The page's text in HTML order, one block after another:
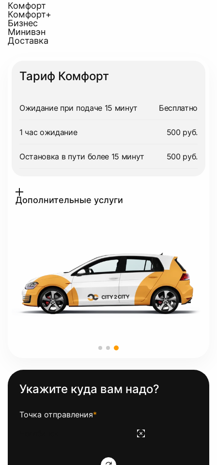
Комфорт
Комфорт+
Бизнес
Минивэн
Доставка
Тариф Комфорт
Ожидание при подаче 15 минут Бесплатно
1 час ожидание 500 руб.
Остановка в пути более 15 минут 500 руб.
Дополнительные услуги
Укажите куда вам надо?
Точка отправления*